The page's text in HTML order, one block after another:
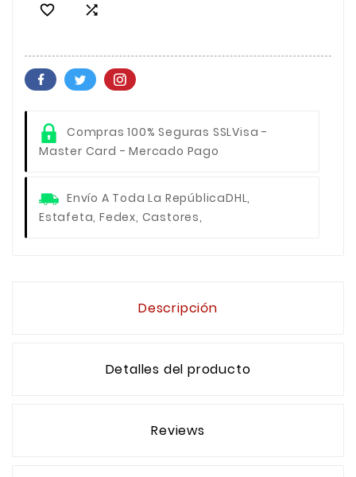
 
Compras 100% Seguras SSLVisa -
Master Card - Mercado Pago
Envío A Toda La RepúblicaDHL,
Estafeta, Fedex, Castores,
Descripción
Detalles del producto
Reviews